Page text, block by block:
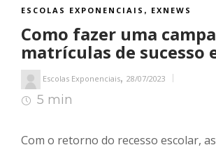
ESCOLAS EXPONENCIAIS , EXNEWS
Como fazer uma
matrículas de sucesso
Escolas Exponenciais, 28/07/2023
5 min
Com o retorno do recesso escolar,